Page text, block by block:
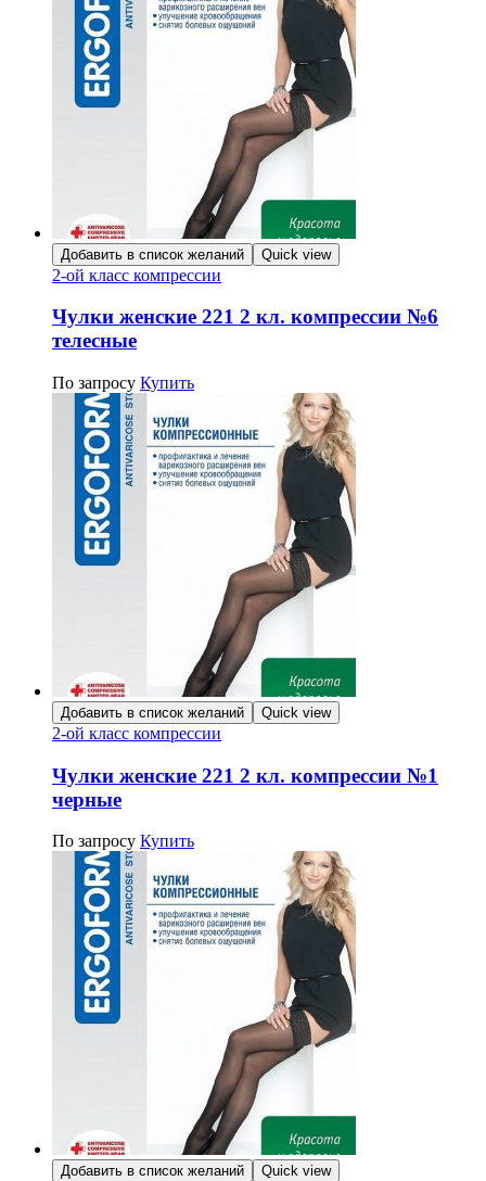
Добавить в список желаний Quick view
2-ой класс компрессии
Чулки женские 221 2 кл. компрессии №6
телесные
По запросу Купить
Добавить в список желаний Quick view
2-ой класс компрессии
Чулки женские 221 2 кл. компрессии №1
черные
По запросу Купить
Добавить в список желаний Quick view